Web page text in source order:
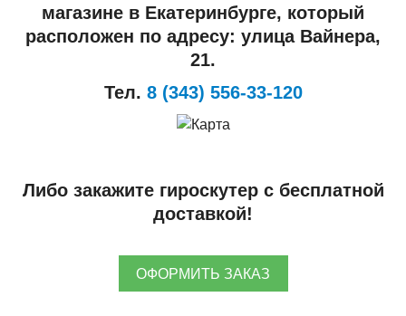
магазине в Екатеринбурге, который
расположен по адресу: улица Вайнера,
21.
Тел. 8 (343) 556-33-120
Либо закажите гироскутер с бесплатной
доставкой!
ОФОРМИТЬ ЗАКАЗ